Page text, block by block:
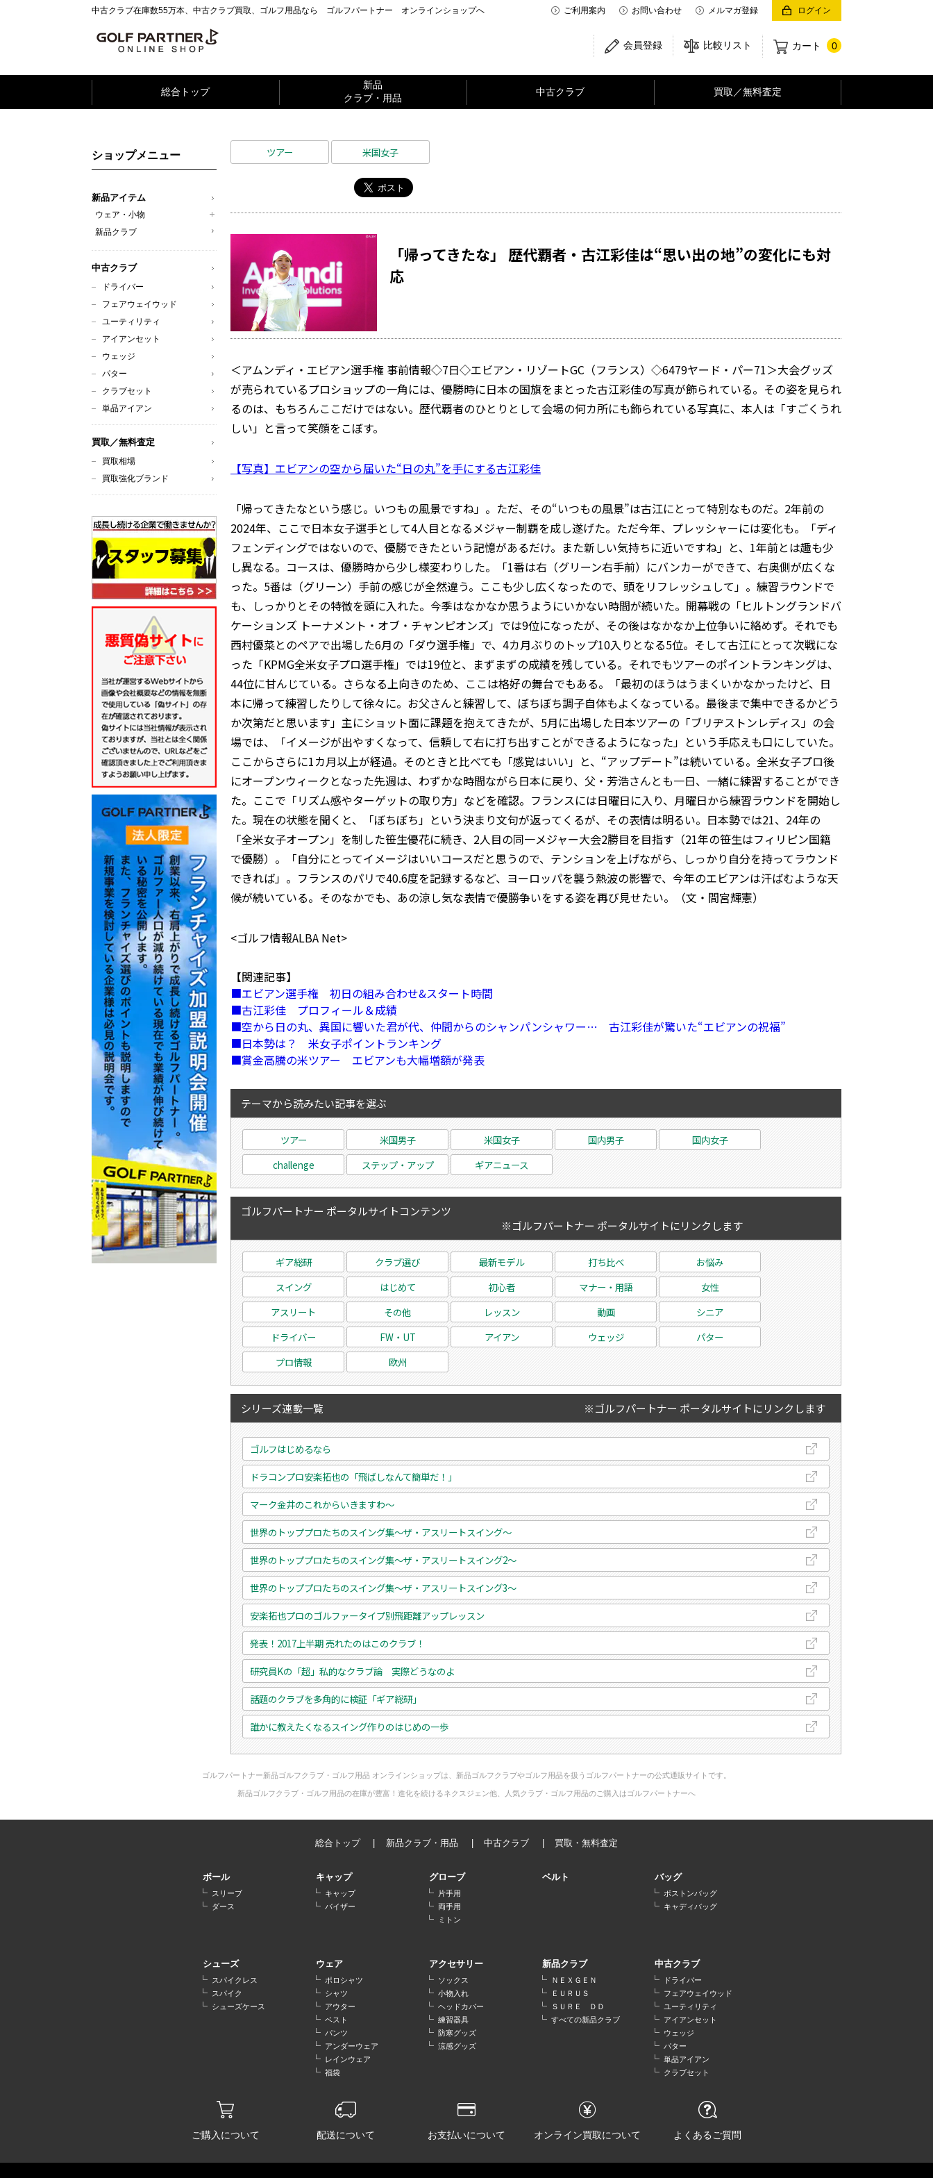
中古クラブ在庫数55万本、中古クラブ買取、ゴルフ用品なら ゴルフパートナー オンラインショップへ ご利用案内 お問い合わせ メルマガ登録 ログイン
カート 0
比較リスト
会員登録
総合トップ
新品
クラブ・用品
中古クラブ 買取／無料査定
ツアー 米国女子
「帰ってきたな」 歴代覇者・古江彩佳は“思い出の地”の変化にも対
応
＜アムンディ・エビアン選手権 事前情報◇7日◇エビアン・リゾートGC（フランス）◇6479ヤード・パー71＞大会グッズ
が売られているプロショップの一角には、優勝時に日本の国旗をまとった古江彩佳の写真が飾られている。その姿を見られ
るのは、もちろんここだけではない。歴代覇者のひとりとして会場の何カ所にも飾られている写真に、本人は「すごくうれ
しい」と言って笑顔をこぼす。
【写真】エビアンの空から届いた“日の丸”を手にする古江彩佳
「帰ってきたなという感じ。いつもの風景ですね」。ただ、その“いつもの風景”は古江にとって特別なものだ。2年前の
2024年、ここで日本女子選手として4人目となるメジャー制覇を成し遂げた。ただ今年、プレッシャーには変化も。「ディ
フェンディングではないので、優勝できたという記憶があるだけ。また新しい気持ちに近いですね」と、1年前とは趣も少
し異なる。コースは、優勝時から少し様変わりした。「1番は右（グリーン右手前）にバンカーができて、右奥側が広くな
った。5番は（グリーン）手前の感じが全然違う。ここも少し広くなったので、頭をリフレッシュして」。練習ラウンドで
も、しっかりとその特徴を頭に入れた。今季はなかなか思うようにいかない時間が続いた。開幕戦の「ヒルトングランドバ
ケーションズ トーナメント・オブ・チャンピオンズ」では9位になったが、その後はなかなか上位争いに絡めず。それでも
西村優菜とのペアで出場した6月の「ダウ選手権」で、4カ月ぶりのトップ10入りとなる5位。そして古江にとって次戦にな
った「KPMG全米女子プロ選手権」では19位と、まずまずの成績を残している。それでもツアーのポイントランキングは、
44位に甘んじている。さらなる上向きのため、ここは格好の舞台でもある。「最初のほうはうまくいかなかったけど、日
本に帰って練習したりして徐々に。お父さんと練習して、ぼちぼち調子自体もよくなっている。最後まで集中できるかどう
か次第だと思います」主にショット面に課題を抱えてきたが、5月に出場した日本ツアーの「ブリヂストンレディス」の会
場では、「イメージが出やすくなって、信頼して右に打ち出すことができるようになった」という手応えも口にしていた。
ここからさらに1カ月以上が経過。そのときと比べても「感覚はいい」と、“アップデート”は続いている。全米女子プロ後
にオープンウィークとなった先週は、わずかな時間ながら日本に戻り、父・芳浩さんとも一日、一緒に練習することができ
た。ここで「リズム感やターゲットの取り方」などを確認。フランスには日曜日に入り、月曜日から練習ラウンドを開始し
た。現在の状態を聞くと、「ぼちぼち」という決まり文句が返ってくるが、その表情は明るい。日本勢では21、24年の
「全米女子オープン」を制した笹生優花に続き、2人目の同一メジャー大会2勝目を目指す（21年の笹生はフィリピン国籍
で優勝）。「自分にとってイメージはいいコースだと思うので、テンションを上げながら、しっかり自分を持ってラウンド
できれば」。フランスのパリで40.6度を記録するなど、ヨーロッパを襲う熱波の影響で、今年のエビアンは汗ばむような天
候が続いている。そのなかでも、あの涼し気な表情で優勝争いをする姿を再び見せたい。（文・間宮輝憲）
<ゴルフ情報ALBA Net>
【関連記事】
エビアン選手権 初日の組み合わせ&スタート時間
古江彩佳 プロフィール＆成績
空から日の丸、異国に響いた君が代、仲間からのシャンパンシャワー… 古江彩佳が驚いた“エビアンの祝福”
日本勢は？ 米女子ポイントランキング
賞金高騰の米ツアー エビアンも大幅増額が発表
テーマから読みたい記事を選ぶ
ツアー 米国男子 米国女子 国内男子
国内女子
challenge
ステップ・アップ ギアニュース
ゴルフパートナー ポータルサイトコンテンツ
※ゴルフパートナー ポータルサイトにリンクします
ギア総研 クラブ選び 最新モデル 打ち比べ
お悩み
スイング
はじめて 初心者 マナー・用語
女性
アスリート
その他 レッスン 動画
シニア
ドライバー
FW・UT アイアン ウェッジ
パター
プロ情報
欧州
シリーズ連載一覧 ※ゴルフパートナー ポータルサイトにリンクします
ゴルフはじめるなら
ドラコンプロ安楽拓也の「飛ばしなんて簡単だ！」
マーク金井のこれからいきますわ～
世界のトッププロたちのスイング集～ザ・アスリートスイング～
世界のトッププロたちのスイング集～ザ・アスリートスイング2～
世界のトッププロたちのスイング集～ザ・アスリートスイング3～
安楽拓也プロのゴルファータイプ別飛距離アップレッスン
発表！2017上半期 売れたのはこのクラブ！
研究員Kの「超」私的なクラブ論 実際どうなのよ
話題のクラブを多角的に検証「ギア総研」
誰かに教えたくなるスイング作りのはじめの一歩
ショップメニュー
新品アイテム
ウェア・小物
新品クラブ
中古クラブ
ドライバー
フェアウェイウッド
ユーティリティ
アイアンセット
ウェッジ
パター
クラブセット
単品アイアン
買取／無料査定
買取相場
買取強化ブランド
ゴルフパートナー新品ゴルフクラブ・ゴルフ用品 オンラインショップは、新品ゴルフクラブやゴルフ用品を扱うゴルフパートナーの公式通販サイトです。
新品ゴルフクラブ・ゴルフ用品の在庫が豊富！進化を続けるネクスジェン他、人気クラブ・ゴルフ用品のご購入はゴルフパートナーへ
総合トップ 新品クラブ・用品 中古クラブ 買取・無料査定
ボール
スリーブ
ダース
キャップ
キャップ
バイザー
グローブ
片手用
両手用
ミトン
ベルト バッグ
ボストンバッグ
キャディバッグ
シューズ
スパイクレス
スパイク
シューズケース
ウェア
ポロシャツ
シャツ
アウター
ベスト
パンツ
アンダーウェア
レインウェア
福袋
アクセサリー
ソックス
小物入れ
ヘッドカバー
練習器具
防寒グッズ
涼感グッズ
新品クラブ
ＮＥＸＧＥＮ
ＥＵＲＵＳ
ＳＵＲＥ ＤＤ
すべての新品クラブ
中古クラブ
ドライバー
フェアウェイウッド
ユーティリティ
アイアンセット
ウェッジ
パター
単品アイアン
クラブセット
ご購入について 配送について お支払いについて オンライン買取について よくあるご質問